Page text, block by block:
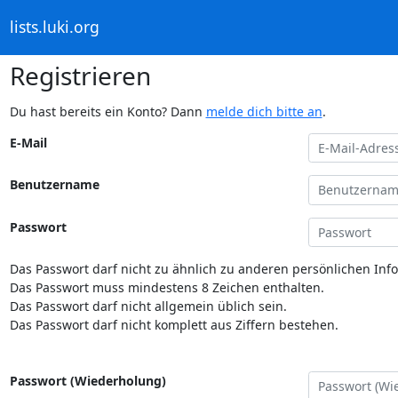
lists.luki.org
Registrieren
Du hast bereits ein Konto? Dann melde dich bitte an.
E-Mail
Benutzername
Passwort
Das Passwort darf nicht zu ähnlich zu anderen persönlichen
Das Passwort muss mindestens 8 Zeichen enthalten.
Das Passwort darf nicht allgemein üblich sein.
Das Passwort darf nicht komplett aus Ziffern bestehen.
Passwort (Wiederholung)